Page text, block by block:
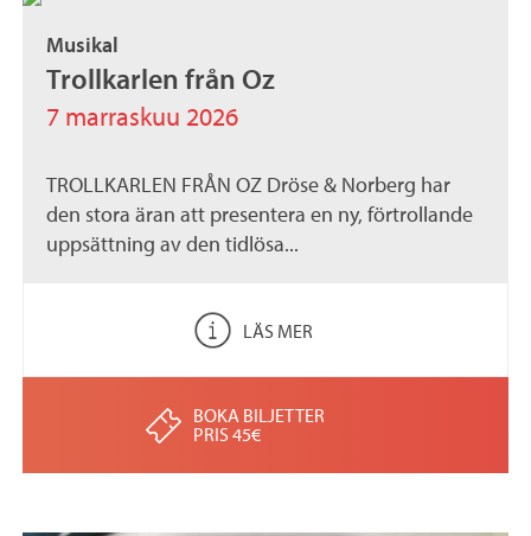
Musikal
Trollkarlen från Oz
7 marraskuu 2026
TROLLKARLEN FRÅN OZ Dröse & Norberg har
den stora äran att presentera en ny, förtrollande
uppsättning av den tidlösa...
LÄS MER
BOKA BILJETTER
PRIS 45€